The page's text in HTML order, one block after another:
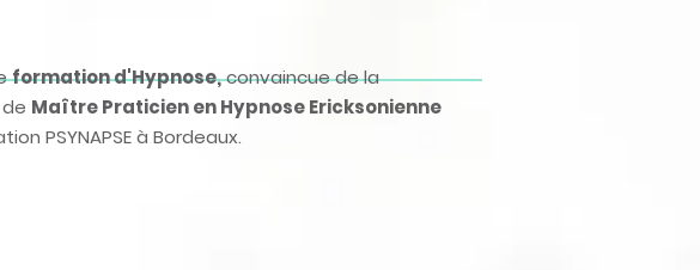
formation d'Hypnose,convaincue de la
Maître Praticien en Hypnose Ericksonienne
PSYNAPSE à Bordeaux.